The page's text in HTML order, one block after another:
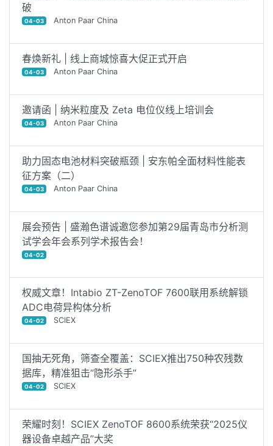
破
04-03 Anton Paar China
春焕新礼 | 线上商城惊喜大促正式开启
04-03 Anton Paar China
邀请函 | 纳米粒度及 Zeta 电位仪线上培训会
04-03 Anton Paar China
助力固态电池材料突破瓶颈 | 安东帕全面材料性能表
征方案（二）
04-03 Anton Paar China
展会预告 | 盛瀚色谱诚邀您参加第29届青岛市分析测
试学会年会系列学术报告会！
04-02
权威文章！Intabio ZT-ZenoTOF 7600联用系统解锁
ADC电荷异构体分析
04-02 SCIEX
国抽无死角，筛查全覆盖：SCIEX推出750种农残数
据库，精准狙击“隐形杀手”
04-02 SCIEX
荣耀时刻！SCIEX ZenoTOF 8600系统荣获“2025仪
器设备卓越产品”大奖